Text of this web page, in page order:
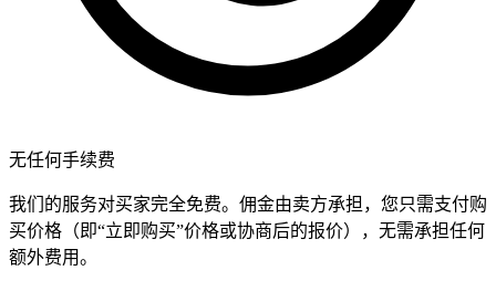
无任何手续费
我们的服务对买家完全免费。佣金由卖方承担，您只需支付购
买价格（即“立即购买”价格或协商后的报价），无需承担任何
额外费用。